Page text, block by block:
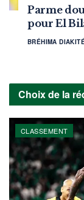
Parme
pour El
BRÉHIMA DIAKITÉ
Choix de la
CLASSEMENT